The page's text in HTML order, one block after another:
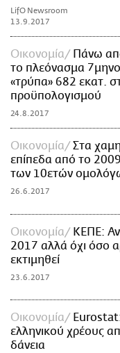
LifO Newsroom
13.9.2017
Οικονομία
Πάνω
το πλεόνασμα
«τρύπα» 682 εκατ.
προϋπολογισμού
24.8.2017
Οικονομία
Στα
επίπεδα από το
των 10ετών
26.6.2017
Οικονομία
KEΠΕ:
2017 αλλά όχι όσο
εκτιμηθεί
23.6.2017
Οικονομία
ελληνικού χρέους
δάνεια